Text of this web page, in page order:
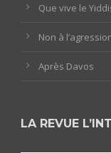
Que vive le
Non à
Après Davos
LA REVUE